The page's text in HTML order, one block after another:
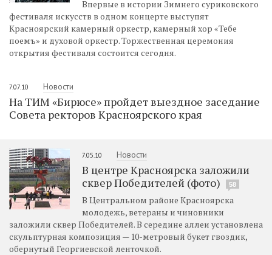
Впервые в истории Зимнего суриковского
фестиваля искусств в одном концерте выступят
Красноярский камерный оркестр, камерный хор «Тебе
поемъ» и духовой оркестр. Торжественная церемония
открытия фестиваля состоится сегодня.
7.07.10 Новости
На ТИМ «Бирюсе» пройдет выездное заседание
Совета ректоров Красноярского края
7.05.10 Новости
В центре Красноярска заложили
сквер Победителей (фото)
58
В Центральном районе Красноярска
молодежь, ветераны и чиновники
заложили сквер Победителей. В середине аллеи установлена
скульптурная композиция — 10-метровый букет гвоздик,
обернутый Георгиевской ленточкой.